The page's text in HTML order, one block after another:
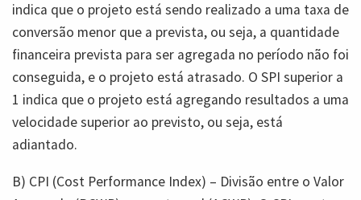
indica que o projeto está sendo realizado a uma taxa de
conversão menor que a prevista, ou seja, a quantidade
financeira prevista para ser agregada no período não foi
conseguida, e o projeto está atrasado. O SPI superior a
1 indica que o projeto está agregando resultados a uma
velocidade superior ao previsto, ou seja, está
adiantado.
B) CPI (Cost Performance Index) – Divisão entre o Valor